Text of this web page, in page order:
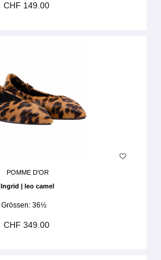
CHF 149.00
POMME D'OR
Ingrid | leo camel
Grössen: 36½
CHF 349.00